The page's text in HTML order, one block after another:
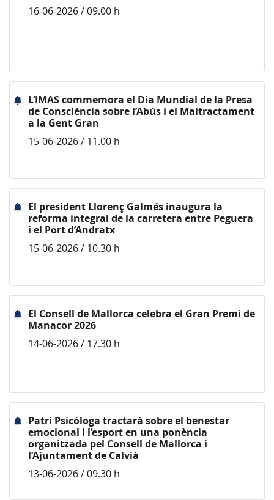
16-06-2026 / 09.00 h
L’IMAS commemora el Dia Mundial de la Presa
de Consciència sobre l’Abús i el Maltractament
a la Gent Gran
15-06-2026 / 11.00 h
El president Llorenç Galmés inaugura la
reforma integral de la carretera entre Peguera
i el Port d’Andratx
15-06-2026 / 10.30 h
El Consell de Mallorca celebra el Gran Premi de
Manacor 2026
14-06-2026 / 17.30 h
Patri Psicóloga tractarà sobre el benestar
emocional i l’esport en una ponència
organitzada pel Consell de Mallorca i
l’Ajuntament de Calvià
13-06-2026 / 09.30 h